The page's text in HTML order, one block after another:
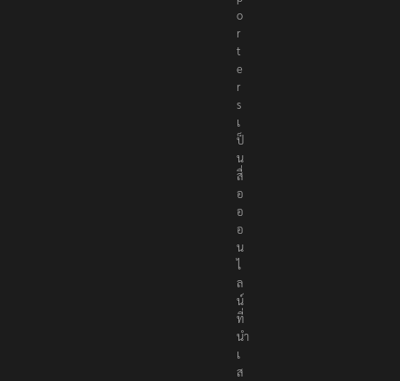
o
r
t
e
r
s
เ
ป็
น
สื่
อ
อ
อ
น
ไ
ล
น์
ที่
นำ
เ
ส